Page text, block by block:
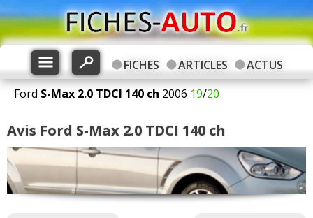
FICHES ARTICLES
ACTUS
Ford S-Max 2.0 TDCI 140 ch 2006 19/20
Avis Ford S-Max 2.0 TDCI 140 ch